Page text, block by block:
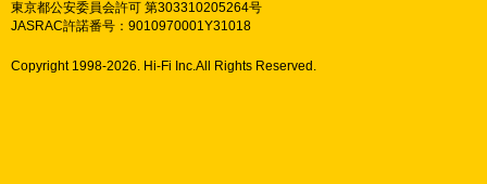
東京都公安委員会許可 第303310205264号
JASRAC許諾番号：9010970001Y31018
Copyright 1998-2026. Hi-Fi Inc.All Rights Reserved.